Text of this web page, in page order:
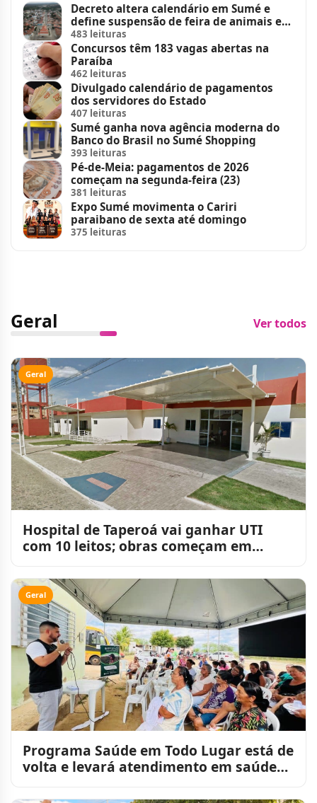
Decreto altera calendário em Sumé e
define suspensão de feira de animais e
feriados
483 leituras
Concursos têm 183 vagas abertas na
Paraíba
462 leituras
Divulgado calendário de pagamentos
dos servidores do Estado
407 leituras
Sumé ganha nova agência moderna do
Banco do Brasil no Sumé Shopping
393 leituras
Pé-de-Meia: pagamentos de 2026
começam na segunda-feira (23)
381 leituras
Expo Sumé movimenta o Cariri
paraibano de sexta até domingo
375 leituras
Geral Ver todos
Geral
Hospital de Taperoá vai ganhar UTI
com 10 leitos; obras começam em
Geral
Programa Saúde em Todo Lugar está de
volta e levará atendimento em saúde